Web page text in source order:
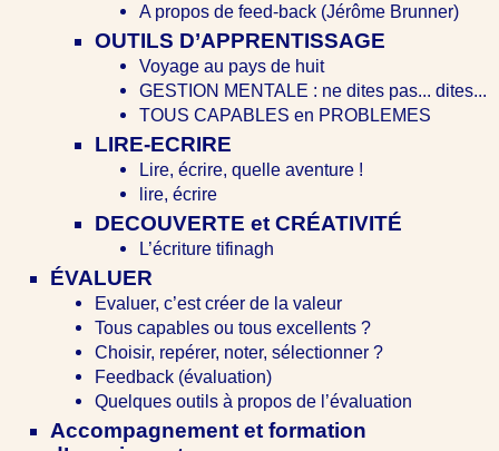
A propos de feed-back (Jérôme Brunner)
OUTILS D’APPRENTISSAGE
Voyage au pays de huit
GESTION MENTALE : ne dites pas... dites...
TOUS CAPABLES en PROBLEMES
LIRE-ECRIRE
Lire, écrire, quelle aventure !
lire, écrire
DECOUVERTE et CRÉATIVITÉ
L’écriture tifinagh
ÉVALUER
Evaluer, c’est créer de la valeur
Tous capables ou tous excellents ?
Choisir, repérer, noter, sélectionner ?
Feedback (évaluation)
Quelques outils à propos de l’évaluation
Accompagnement et formation